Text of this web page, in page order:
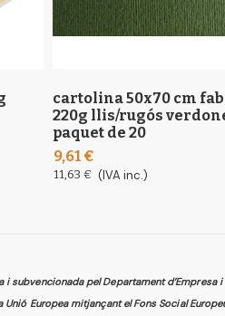
cartolina 50x70 cm
220g llis/rugós
paquet de 20
9,61 €
11,63 € (IVA inc.)
subvencionada pel Departament d’Empresa i
Europea mitjançant el Fons Social